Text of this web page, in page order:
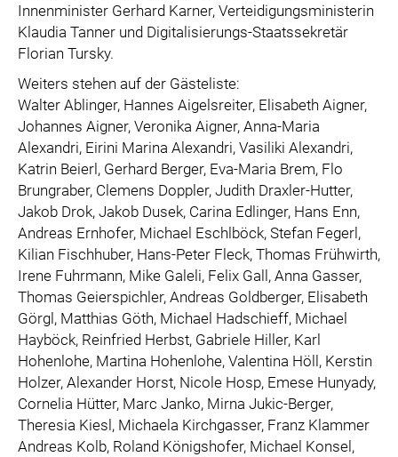
Innenminister Gerhard Karner, Verteidigungsministerin
Klaudia Tanner und Digitalisierungs-Staatssekretär
Florian Tursky.
Weiters stehen auf der Gästeliste:
Walter Ablinger, Hannes Aigelsreiter, Elisabeth Aigner,
Johannes Aigner, Veronika Aigner, Anna-Maria
Alexandri, Eirini Marina Alexandri, Vasiliki Alexandri,
Katrin Beierl, Gerhard Berger, Eva-Maria Brem, Flo
Brungraber, Clemens Doppler, Judith Draxler-Hutter,
Jakob Drok, Jakob Dusek, Carina Edlinger, Hans Enn,
Andreas Ernhofer, Michael Eschlböck, Stefan Fegerl,
Kilian Fischhuber, Hans-Peter Fleck, Thomas Frühwirth,
Irene Fuhrmann, Mike Galeli, Felix Gall, Anna Gasser,
Thomas Geierspichler, Andreas Goldberger, Elisabeth
Görgl, Matthias Göth, Michael Hadschieff, Michael
Hayböck, Reinfried Herbst, Gabriele Hiller, Karl
Hohenlohe, Martina Hohenlohe, Valentina Höll, Kerstin
Holzer, Alexander Horst, Nicole Hosp, Emese Hunyady,
Cornelia Hütter, Marc Janko, Mirna Jukic-Berger,
Theresia Kiesl, Michaela Kirchgasser, Franz Klammer
Andreas Kolb, Roland Königshofer, Michael Konsel,